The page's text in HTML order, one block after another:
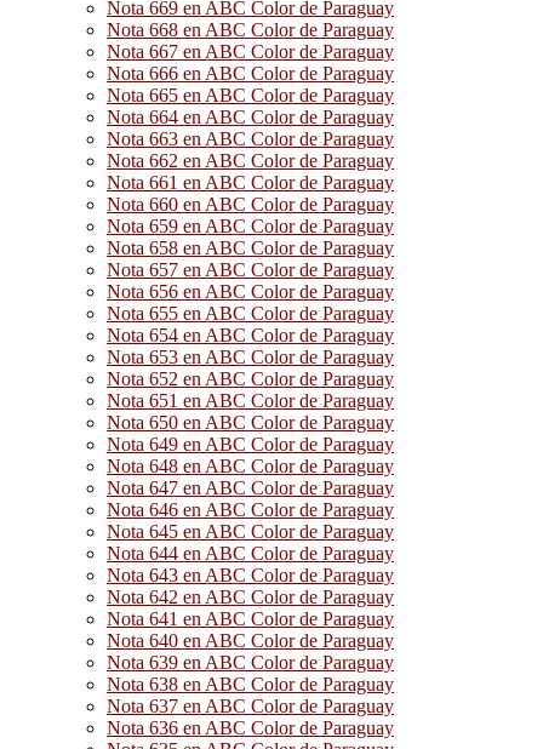
Nota 669 en ABC Color de Paraguay
Nota 668 en ABC Color de Paraguay
Nota 667 en ABC Color de Paraguay
Nota 666 en ABC Color de Paraguay
Nota 665 en ABC Color de Paraguay
Nota 664 en ABC Color de Paraguay
Nota 663 en ABC Color de Paraguay
Nota 662 en ABC Color de Paraguay
Nota 661 en ABC Color de Paraguay
Nota 660 en ABC Color de Paraguay
Nota 659 en ABC Color de Paraguay
Nota 658 en ABC Color de Paraguay
Nota 657 en ABC Color de Paraguay
Nota 656 en ABC Color de Paraguay
Nota 655 en ABC Color de Paraguay
Nota 654 en ABC Color de Paraguay
Nota 653 en ABC Color de Paraguay
Nota 652 en ABC Color de Paraguay
Nota 651 en ABC Color de Paraguay
Nota 650 en ABC Color de Paraguay
Nota 649 en ABC Color de Paraguay
Nota 648 en ABC Color de Paraguay
Nota 647 en ABC Color de Paraguay
Nota 646 en ABC Color de Paraguay
Nota 645 en ABC Color de Paraguay
Nota 644 en ABC Color de Paraguay
Nota 643 en ABC Color de Paraguay
Nota 642 en ABC Color de Paraguay
Nota 641 en ABC Color de Paraguay
Nota 640 en ABC Color de Paraguay
Nota 639 en ABC Color de Paraguay
Nota 638 en ABC Color de Paraguay
Nota 637 en ABC Color de Paraguay
Nota 636 en ABC Color de Paraguay